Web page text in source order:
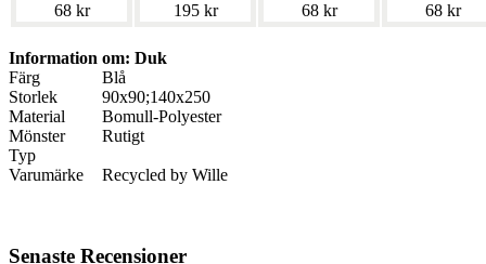
68 kr 195 kr 68 kr 68 kr
Information om: Duk
Färg
Blå
Storlek
90x90;140x250
Material
Bomull-Polyester
Mönster
Rutigt
Typ
Varumärke
Recycled by Wille
Senaste Recensioner